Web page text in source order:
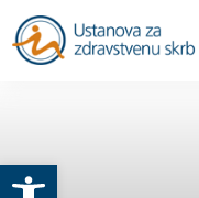
Otvori alatnu traku